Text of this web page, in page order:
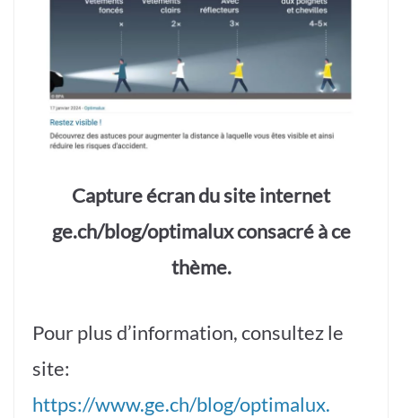
Capture écran du site internet
ge.ch/blog/optimalux consacré à ce
thème.
Pour plus d’information, consultez le
site:
https://www.ge.ch/blog/optimalux.